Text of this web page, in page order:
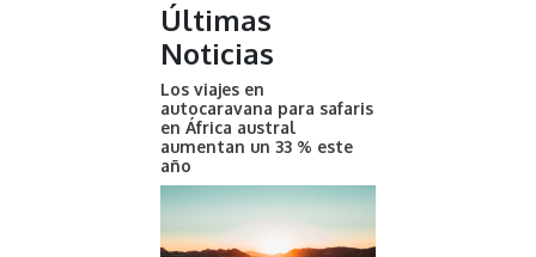
Últimas
Noticias
Los viajes en
autocaravana para safaris
en África austral
aumentan un 33 % este
año